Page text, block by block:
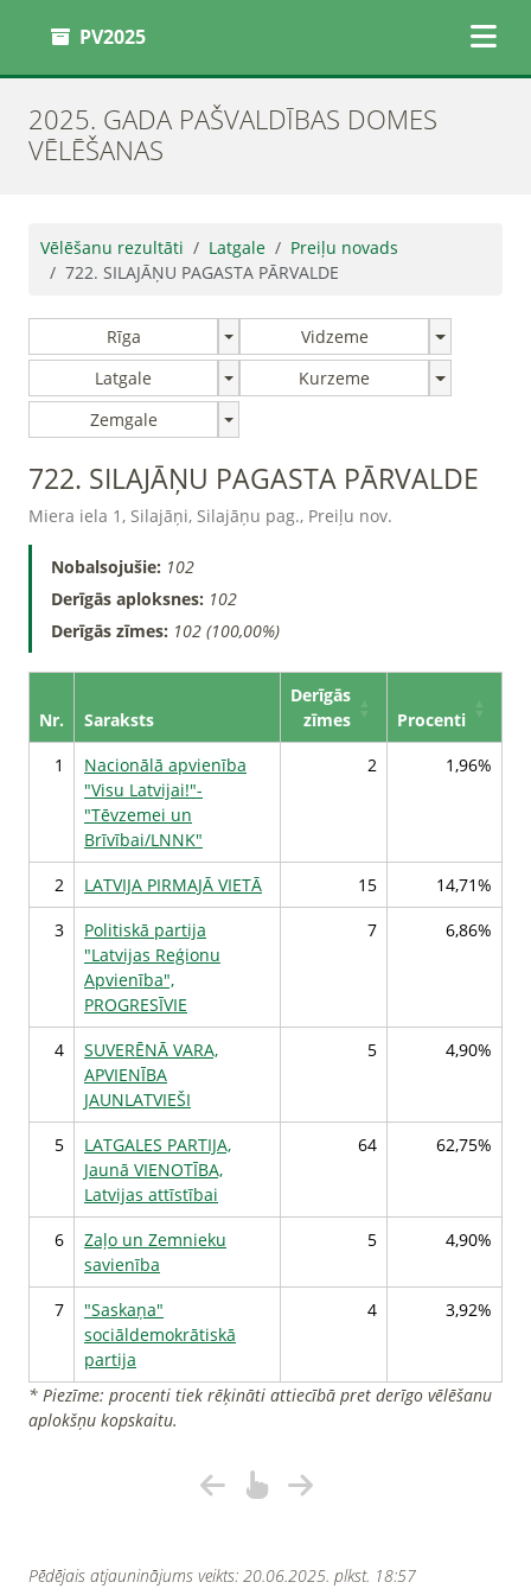
PV2025
2025. GADA PAŠVALDĪBAS DOMES
VĒLĒŠANAS
Vēlēšanu rezultāti Latgale
Preiļu novads
722. SILAJĀŅU PAGASTA PĀRVALDE
Rīga
Vidzeme
Latgale
Kurzeme
Zemgale
722. SILAJĀŅU PAGASTA PĀRVALDE
Miera iela 1, Silajāņi, Silajāņu pag., Preiļu nov.
Nobalsojušie: 102
Derīgās aploksnes: 102
Derīgās zīmes: 102 (100,00%)
Nr. Saraksts
Derīgās
zīmes
Procenti
1
Nacionālā apvienība
"Visu Latvijai!"-
"Tēvzemei un
Brīvībai/LNNK"
2 1,96%
2 LATVIJA PIRMAJĀ VIETĀ 15
14,71%
3
Politiskā partija
"Latvijas Reģionu
Apvienība",
PROGRESĪVIE
7 6,86%
4
SUVERĒNĀ VARA,
APVIENĪBA
JAUNLATVIEŠI
5 4,90%
5
LATGALES PARTIJA,
Jaunā VIENOTĪBA,
Latvijas attīstībai
64 62,75%
6
Zaļo un Zemnieku
savienība
5 4,90%
7
"Saskaņa"
sociāldemokrātiskā
partija
4 3,92%
* Piezīme: procenti tiek rēķināti attiecībā pret derīgo vēlēšanu
aplokšņu kopskaitu.
Pēdējais atjauninājums veikts: 20.06.2025. plkst. 18:57